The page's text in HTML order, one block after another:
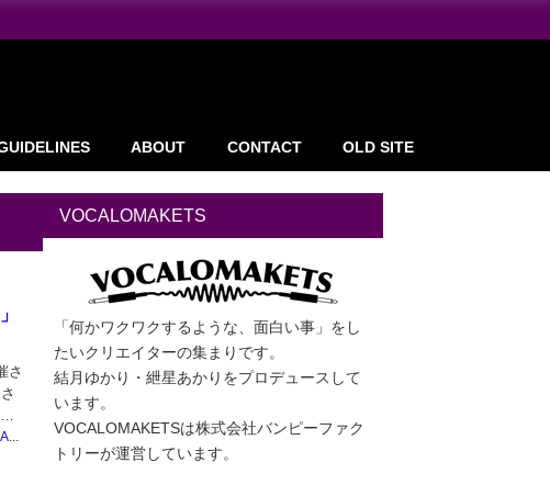
ABOUT CONTACT OLD SITE
さ
VOCALOMAKETS
「何かワクワクするような、面白い事」をし
たいクリエイターの集まりです。
結月ゆかり・紲星あかりをプロデュースして
います。
VOCALOMAKETSは株式会社バンピーファク
トリーが運営しています。